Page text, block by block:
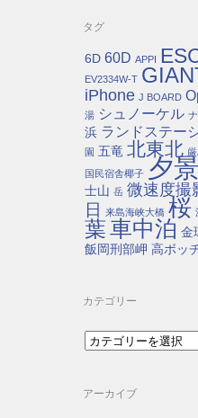
タグ
6D 60D APPI
EV2334W-T
iPhone J BOARD
湯 シュノーケル
浜 ランドステー
園 五竜 北東北
国民宿舎椰子 夕景
士山 岳 微速度撮
日
来島海峡大橋 桜
葉車中泊 金
飯岡刑部岬 高ボッ
カテゴリー
カ
ーアーカイブ